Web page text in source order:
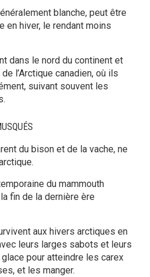
blanche, peut être
en hiver, le rendant moins
dans le nord du continent et
l’Arctique canadien, où ils
suivant souvent les
du bison et de la vache, ne
du mammouth
fin de la dernière ère
aux hivers arctiques en
leurs larges sabots et leurs
pour atteindre les carex
et les manger.